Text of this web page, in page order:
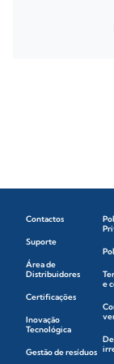
Contactos
Suporte
Área de
Distribuidores
Certificações
Inovação
Tecnológica
Gestão de resíduos
e